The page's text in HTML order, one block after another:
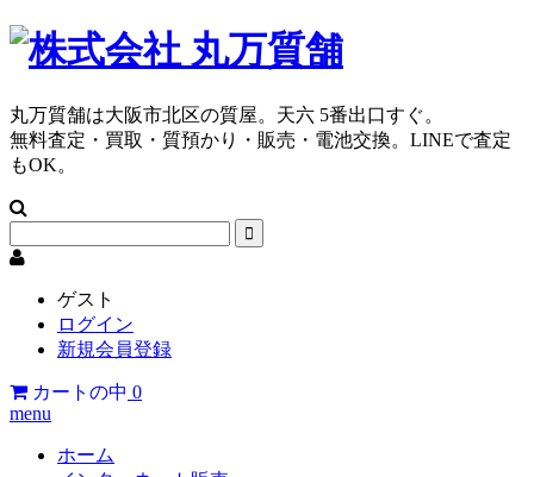
丸万質舗は大阪市北区の質屋。天六 5番出口すぐ。
無料査定・買取・質預かり・販売・電池交換。LINEで査定
もOK。
ゲスト
ログイン
新規会員登録
カートの中 0
menu
ホーム